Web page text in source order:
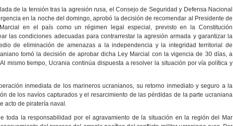
de la tensión tras la agresión rusa, el Consejo de Seguridad y Defensa Nacional
en la noche del domingo, aprobó la decisión de recomendar al Presidente de
en el país como un régimen legal especial, previsto en la Constitución
las condiciones adecuadas para contrarrestar la agresión armada y garantizar la
de eliminación de amenazas a la independencia y la integridad territorial de
tomó la decisión de aprobar dicha Ley Marcial con la vigencia de 30 días, a
mismo tiempo, Ucrania continúa dispuesta a resolver la situación por vía política y
inmediata de los marineros ucranianos, su retorno inmediato y seguro a la
de los navíos capturados y el resarcimiento de las pérdidas de la parte ucraniana
acto de piratería naval.
toda la responsabilidad por el agravamiento de la situación en la región del Mar